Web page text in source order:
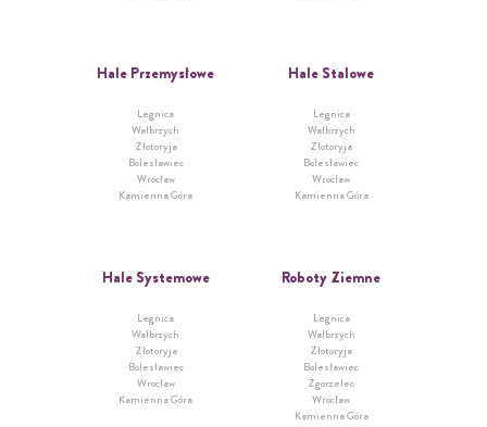
Hale Przemysłowe
Legnica
Wałbrzych
Złotoryja
Bolesławiec
Wrocław
Kamienna Góra
Hale Stalowe
Legnica
Wałbrzych
Złotoryja
Bolesławiec
Wrocław
Kamienna Góra
Hale Systemowe
Legnica
Wałbrzych
Złotoryja
Bolesławiec
Wrocław
Kamienna Góra
Roboty Ziemne
Legnica
Wałbrzych
Złotoryja
Bolesławiec
Zgorzelec
Wrocław
Kamienna Góra